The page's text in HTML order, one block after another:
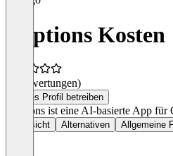
Captions Kosten
(0 Bewertungen)
Dieses Profil betreiben
Captions ist eine AI-basierte App
Übersicht Alternativen Allgemeine